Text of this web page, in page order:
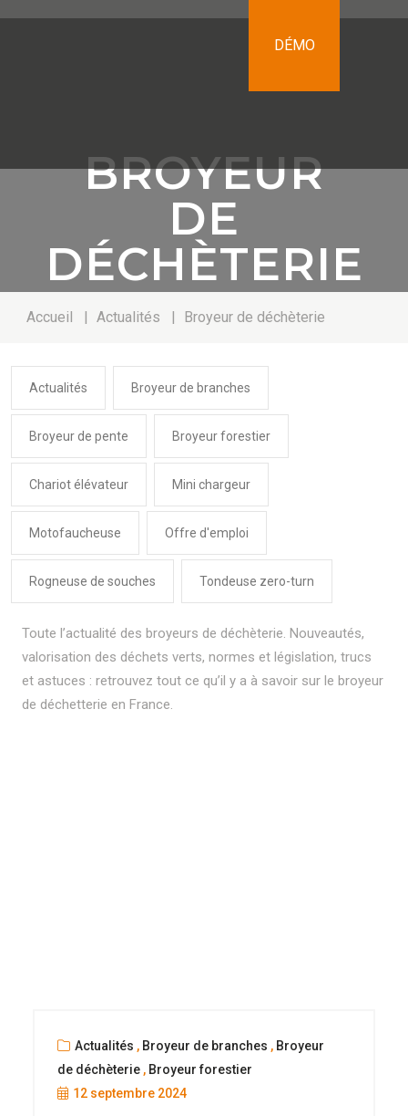
DÉMO
BROYEUR
DE
DÉCHÈTERIE
Accueil | Actualités | Broyeur de déchèterie
Actualités Broyeur de branches
Broyeur de pente Broyeur forestier
Chariot élévateur Mini chargeur
Motofaucheuse Offre d'emploi
Rogneuse de souches Tondeuse zero-turn
Toute l’actualité des broyeurs de déchèterie. Nouveautés,
valorisation des déchets verts, normes et législation, trucs
et astuces : retrouvez tout ce qu’il y a à savoir sur le broyeur
de déchetterie en France.
Actualités , Broyeur de branches , Broyeur
de déchèterie , Broyeur forestier
12 septembre 2024